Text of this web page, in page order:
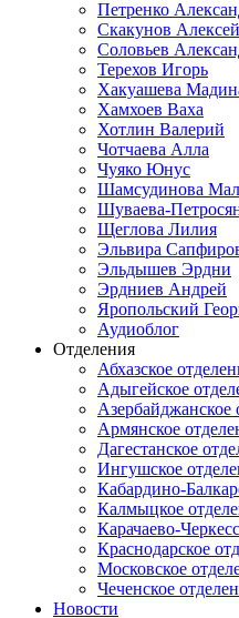
Петренко
Скакунов Алексей
Соловьев
Терехов Игорь
Хакуашева
Хамхоев Ваха
Хотлин Валерий
Чотчаева Алла
Чуяко Юнус
Шамсудинова
Шуваева-
Щеглова Лилия
Эльвира
Эльдышев Эрдни
Эрдниев Андрей
Яропольский
Аудиоблог
Отделения
Абхазское
Адыгейское
Азербайджанское
Армянское
Дагестанское
Ингушское
Кабардино-
Калмыцкое
Карачаево-
Краснодарское
Московское
Чеченское
Новости